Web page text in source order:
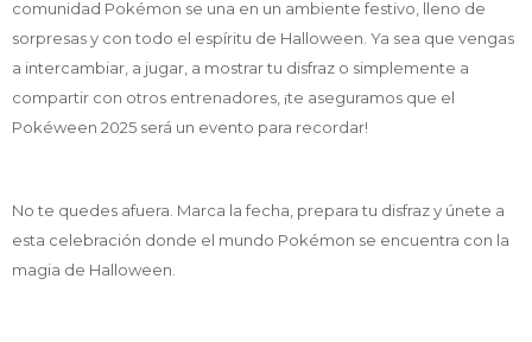
comunidad Pokémon se una en un ambiente festivo, lleno de
sorpresas y con todo el espíritu de Halloween. Ya sea que vengas
a intercambiar, a jugar, a mostrar tu disfraz o simplemente a
compartir con otros entrenadores, ¡te aseguramos que el
Pokéween 2025 será un evento para recordar!
No te quedes afuera. Marca la fecha, prepara tu disfraz y únete a
esta celebración donde el mundo Pokémon se encuentra con la
magia de Halloween.